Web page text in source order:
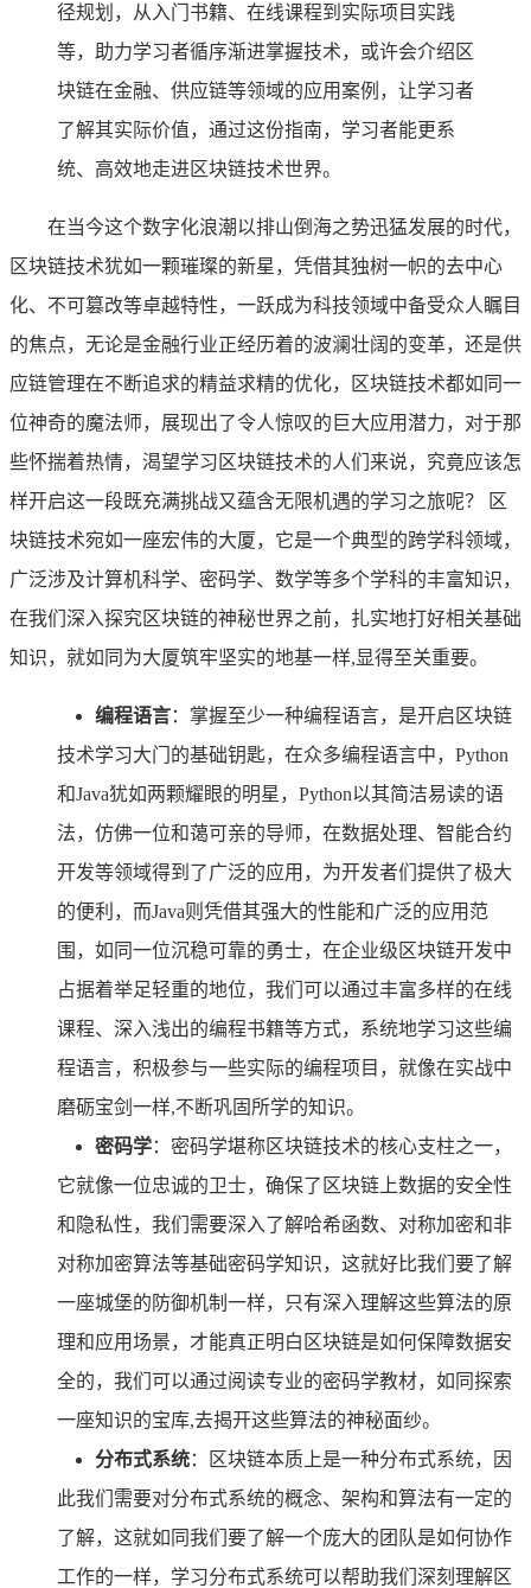
径规划，从入门书籍、在线课程到实际项目实践
等，助力学习者循序渐进掌握技术，或许会介绍区
块链在金融、供应链等领域的应用案例，让学习者
了解其实际价值，通过这份指南，学习者能更系
统、高效地走进区块链技术世界。
在当今这个数字化浪潮以排山倒海之势迅猛发展的时代，
区块链技术犹如一颗璀璨的新星，凭借其独树一帜的去中心
化、不可篡改等卓越特性，一跃成为科技领域中备受众人瞩目
的焦点，无论是金融行业正经历着的波澜壮阔的变革，还是供
应链管理在不断追求的精益求精的优化，区块链技术都如同一
位神奇的魔法师，展现出了令人惊叹的巨大应用潜力，对于那
些怀揣着热情，渴望学习区块链技术的人们来说，究竟应该怎
样开启这一段既充满挑战又蕴含无限机遇的学习之旅呢？ 区
块链技术宛如一座宏伟的大厦，它是一个典型的跨学科领域，
广泛涉及计算机科学、密码学、数学等多个学科的丰富知识，
在我们深入探究区块链的神秘世界之前，扎实地打好相关基础
知识，就如同为大厦筑牢坚实的地基一样,显得至关重要。
编程语言：掌握至少一种编程语言，是开启区块链
技术学习大门的基础钥匙，在众多编程语言中，Python
和Java犹如两颗耀眼的明星，Python以其简洁易读的语
法，仿佛一位和蔼可亲的导师，在数据处理、智能合约
开发等领域得到了广泛的应用，为开发者们提供了极大
的便利，而Java则凭借其强大的性能和广泛的应用范
围，如同一位沉稳可靠的勇士，在企业级区块链开发中
占据着举足轻重的地位，我们可以通过丰富多样的在线
课程、深入浅出的编程书籍等方式，系统地学习这些编
程语言，积极参与一些实际的编程项目，就像在实战中
磨砺宝剑一样,不断巩固所学的知识。
密码学：密码学堪称区块链技术的核心支柱之一，
它就像一位忠诚的卫士，确保了区块链上数据的安全性
和隐私性，我们需要深入了解哈希函数、对称加密和非
对称加密算法等基础密码学知识，这就好比我们要了解
一座城堡的防御机制一样，只有深入理解这些算法的原
理和应用场景，才能真正明白区块链是如何保障数据安
全的，我们可以通过阅读专业的密码学教材，如同探索
一座知识的宝库,去揭开这些算法的神秘面纱。
分布式系统：区块链本质上是一种分布式系统，因
此我们需要对分布式系统的概念、架构和算法有一定的
了解，这就如同我们要了解一个庞大的团队是如何协作
工作的一样，学习分布式系统可以帮助我们深刻理解区